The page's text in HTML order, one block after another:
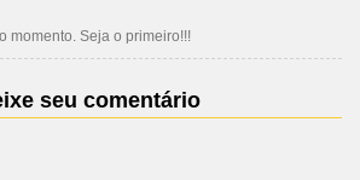
momento. Seja o primeiro!!!
seu comentário